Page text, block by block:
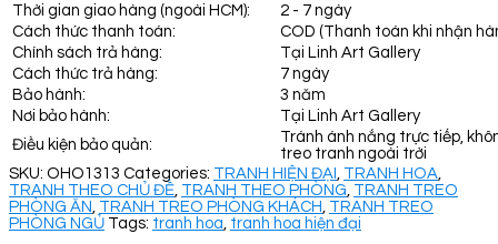
Thời gian giao hàng (ngoài HCM):
2 - 7 ngày
Cách thức thanh toán:
COD (Thanh toán khi nhận
Chính sách trả hàng:
Tại Linh Art Gallery
Cách thức trả hàng:
7 ngày
Bảo hành:
3 năm
Nơi bảo hành:
Tại Linh Art Gallery
Điều kiện bảo quản:
Tránh ánh nắng trực tiếp,
treo tranh ngoài trời
SKU: OHO1313 Categories: TRANH HIỆN ĐẠI , TRANH HOA,
TRANH THEO CHỦ ĐỀ, TRANH THEO PHÒNG, TRANH TREO
PHÒNG ĂN, TRANH TREO PHÒNG KHÁCH, TRANH TREO
PHÒNG NGỦ Tags: tranh hoa, tranh hoa hiện đại